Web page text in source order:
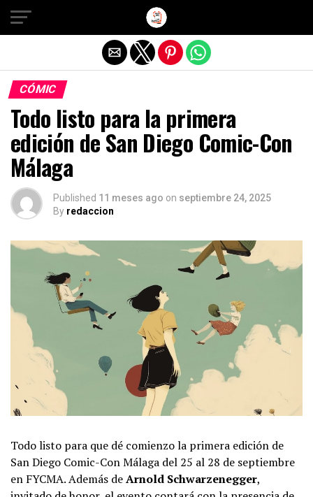
CÓMIC
Todo listo para la primera
edición de San Diego Comic-Con
Málaga
Published 11 meses ago on septiembre 24, 2025
By redaccion
Todo listo para que dé comienzo la primera edición de
San Diego Comic-Con Málaga del 25 al 28 de septiembre
en FYCMA. Además deArnold Schwarzenegger,
Salir de la versión móvil